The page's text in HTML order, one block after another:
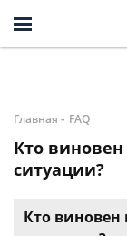
Главная - FAQ
Кто
ситуации?
Кто